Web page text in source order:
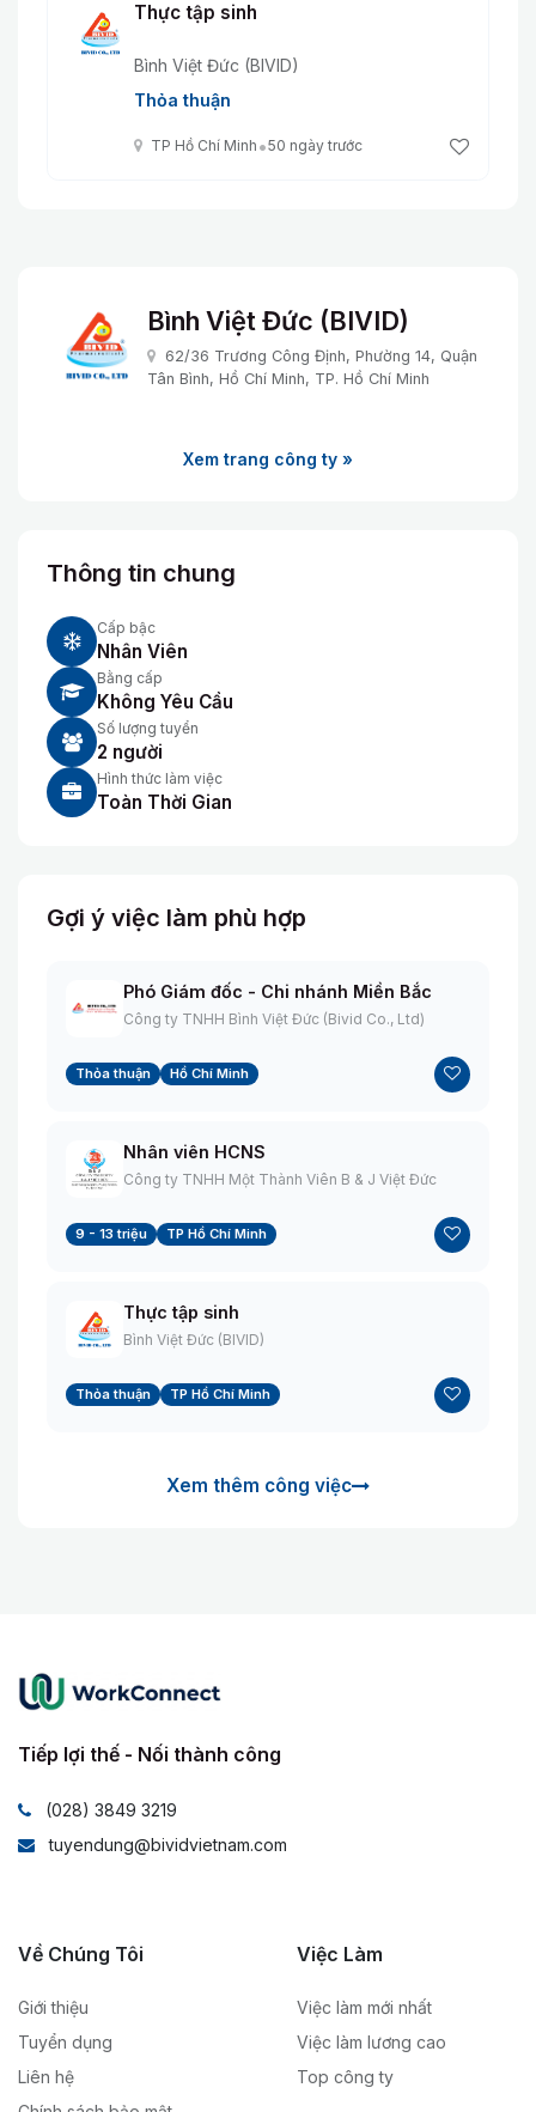
Thực tập sinh
Bình Việt Đức (BIVID)
Thỏa thuận
TP Hồ Chí Minh •50 ngày trước
Bình Việt Đức (BIVID)
62/36 Trương Công Định, Phường 14, Quận
Tân Bình, Hồ Chí Minh, TP. Hồ Chí Minh
Xem trang công ty »
Thông tin chung
Cấp bậc
Nhân Viên
Bằng cấp
Không Yêu Cầu
Số lượng tuyển
2 người
Hình thức làm việc
Toàn Thời Gian
Gợi ý việc làm phù hợp
Phó Giám đốc - Chi nhánh Miền Bắc
Công ty TNHH Bình Việt Đức (Bivid Co., Ltd)
Thỏa thuận Hồ Chí Minh
Nhân viên HCNS
Công ty TNHH Một Thành Viên B & J Việt Đức
9 - 13 triệu TP Hồ Chí Minh
Thực tập sinh
Bình Việt Đức (BIVID)
Thỏa thuận TP Hồ Chí Minh
Xem thêm công việc
Tiếp lợi thế - Nối thành công
(028) 3849 3219
tuyendung@bividvietnam.com
Về Chúng Tôi
Giới thiệu
Tuyển dụng
Liên hệ
Việc Làm
Việc làm mới nhất
Việc làm lương cao
Top công ty